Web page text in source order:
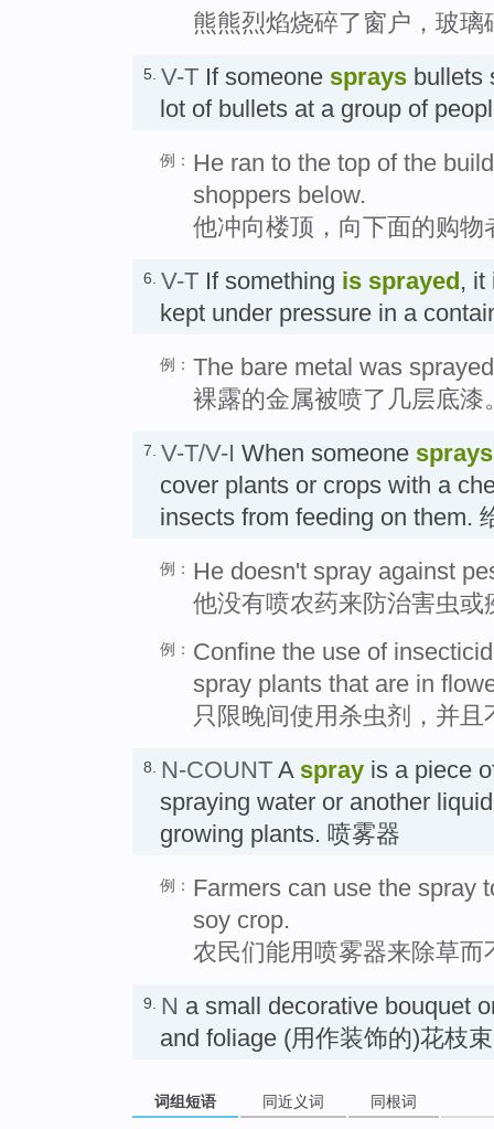
熊熊烈焰烧碎了窗户，玻
5. V-T If someone sprays bullets
lot of bullets at a group of
例： He ran to the top of the
shoppers below.
他冲向楼顶，向下面的购物
6. V-T If something is sprayed, it
kept under pressure in a
例： The bare metal was
裸露的金属被喷了几层底漆
7. V-T/V-I When someone sprays
cover plants or crops with a
insects from feeding on them.
例： He doesn't spray against
他没有喷农药来防治害虫或
例： Confine the use of
spray plants that are in
只限晚间使用杀虫剂，并
8. N-COUNT A spray is a piece
spraying water or another
growing plants. 喷雾器
例： Farmers can use the spray
soy crop.
农民们能用喷雾器来除草而
9. N a small decorative bouquet
and foliage (用作装饰的)花枝束
词组短语 同近义词 同根词